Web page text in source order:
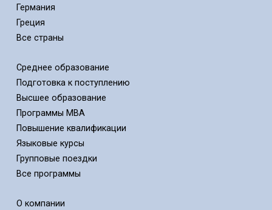
Германия
Греция
Все страны
Среднее образование
Подготовка к поступлению
Высшее образование
Программы MBA
Повышение квалификации
Языковые курсы
Групповые поездки
Все программы
О компании